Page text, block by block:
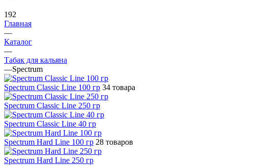
192
Главная
—
Каталог
—
Табак для кальяна
—Spectrum
Spectrum Classic Line 100 гр 34 товара
Spectrum Classic Line 250 гр
Spectrum Classic Line 40 гр
Spectrum Hard Line 100 гр 28 товаров
Spectrum Hard Line 250 гр